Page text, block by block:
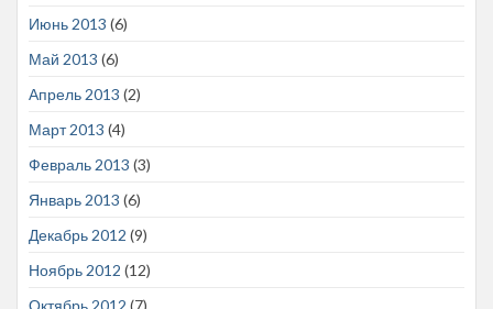
Июнь 2013 (6)
Май 2013 (6)
Апрель 2013 (2)
Март 2013 (4)
Февраль 2013 (3)
Январь 2013 (6)
Декабрь 2012 (9)
Ноябрь 2012 (12)